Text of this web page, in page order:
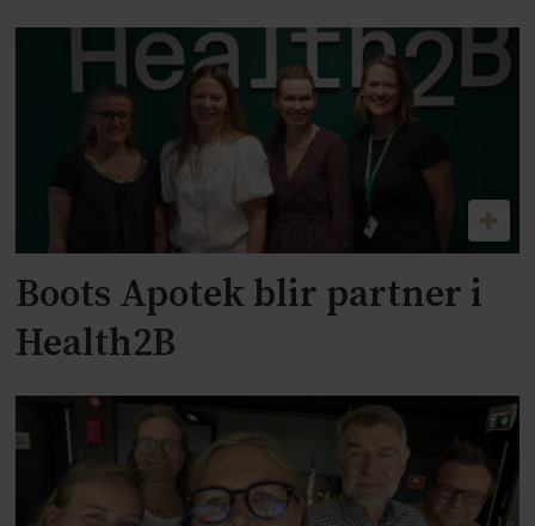
Boots Apotek blir partner i
Health2B